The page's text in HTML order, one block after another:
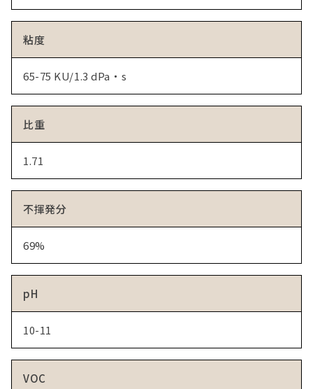
粘度
65-75 KU/1.3 dPa・s
比重
1.71
不揮発分
69%
pH
10-11
VOC